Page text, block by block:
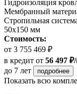
Гидроизоляция
Мембранный
Стропильная
50х150 мм
Стоимость:
от 3 755 469 ₽
в кредит от 56 497
до 7 лет
подробнее
Показать всю